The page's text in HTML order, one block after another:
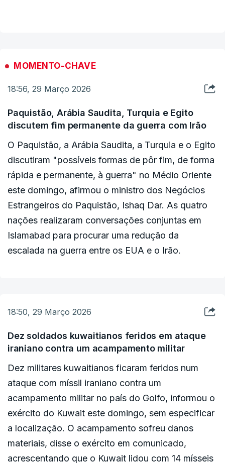
como à preservação do acesso livre e seguro aos
espiritual da humanidade".
coexistência é impossível".
Netanyahu ha impedido a los católicos celebrar el Domingo de
alguna. Sin razones ni motivos.
injustificado a la libertad religiosa y exigimos a Israel que
respete la…
— Pedro Sánchez (@sanchezcastejon)
March 29,
2026
MOMENTO-CHAVE
18:56, 29 Março 2026
Paquistão, Arábia Saudita, Turquia e Egito
discutem fim permanente da guerra com Irão
O Paquistão, a Arábia Saudita, a Turquia e o Egito
discutiram "possíveis formas de pôr fim, de forma
rápida e permanente, à guerra" no Médio Oriente
este domingo, afirmou o ministro dos Negócios
Estrangeiros do Paquistão, Ishaq Dar. As quatro
nações realizaram conversações conjuntas em
Islamabad para procurar uma redução da
escalada na guerra entre os EUA e o Irão.
18:50, 29 Março 2026
Dez soldados kuwaitianos feridos em ataque
iraniano contra um acampamento militar
Dez militares kuwaitianos ficaram feridos num
ataque com míssil iraniano contra um
acampamento militar no país do Golfo, informou o
exército do Kuwait este domingo, sem especificar
a localização. O acampamento sofreu danos
materiais, disse o exército em comunicado,
acrescentando que o Kuwait lidou com 14 mísseis